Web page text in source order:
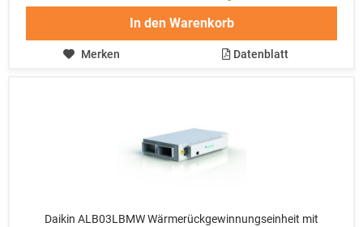
In den Warenkorb
Merken Datenblatt
Daikin ALB03LBMW Wärmerückgewinnungseinheit mit